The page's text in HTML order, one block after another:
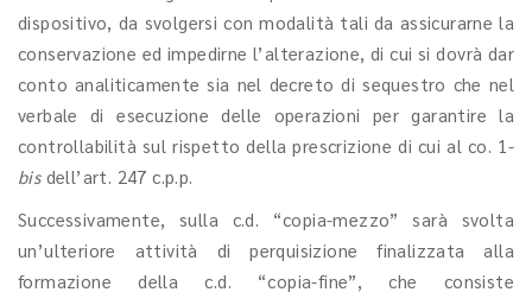
dispositivo, da svolgersi con modalità tali da assicurarne la
conservazione ed impedirne l’alterazione, di cui si dovrà dar
conto analiticamente sia nel decreto di sequestro che nel
verbale di esecuzione delle operazioni per garantire la
controllabilità sul rispetto della prescrizione di cui al co. 1-
bisdell’art. 247 c.p.p.
Successivamente, sulla c.d. “copia-mezzo” sarà svolta
un’ulteriore attività di perquisizione finalizzata alla
formazione della c.d. “copia-fine”, che consiste